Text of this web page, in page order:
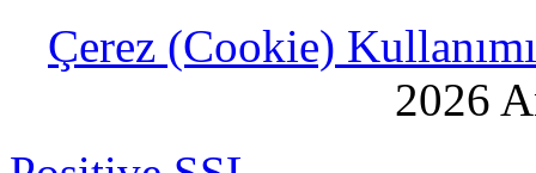
Çerez (Cookie)
2026